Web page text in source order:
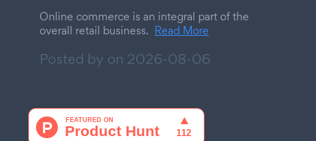
Online commerce is an integral part of the
overall retail business. Read More
Posted by on 2026-08-06